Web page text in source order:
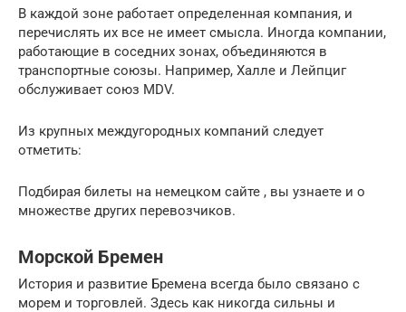
В каждой зоне работает определенная компания, и
перечислять их все не имеет смысла. Иногда компании,
работающие в соседних зонах, объединяются в
транспортные союзы. Например, Халле и Лейпциг
обслуживает союз MDV.
Из крупных междугородных компаний следует
отметить:
Подбирая билеты на немецком сайте , вы узнаете и о
множестве других перевозчиков.
Морской Бремен
История и развитие Бремена всегда было связано с
морем и торговлей. Здесь как никогда сильны и